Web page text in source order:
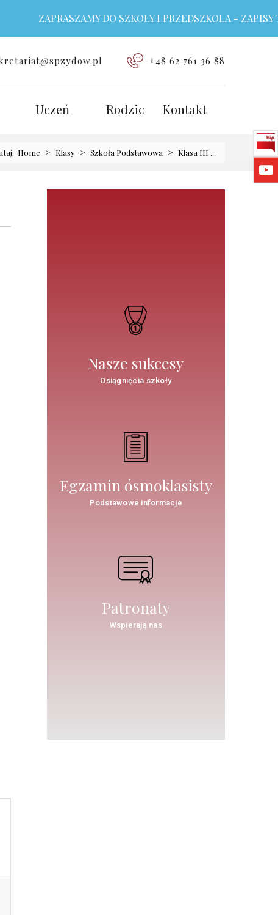
ZAPRASZAMY DO SZKOŁY I PRZEDSZKOLA - ZAPISY
+48 62 761 36 88
Uczeń Rodzic Kontakt
Home > Klasy > Szkoła Podstawowa > Klasa III ...
Nasze sukcesy
Osiągnięcia szkoły
Egzamin ósmoklasisty
Podstawowe informacje
Patronaty
Wspierają nas